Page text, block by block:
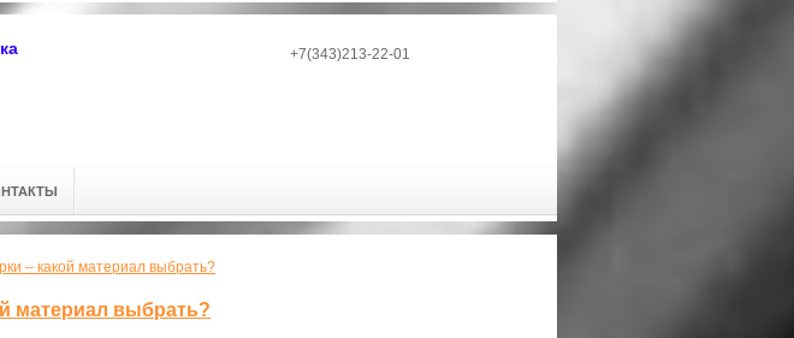
+7(343)213-22-01
– какой материал выбрать?
материал выбрать?